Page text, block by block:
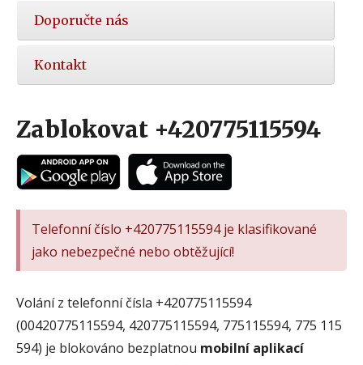
Doporučte nás
Kontakt
Zablokovat +420775115594
Telefonní číslo +420775115594 je klasifikované
jako nebezpečné nebo obtěžující!
Volání z telefonní čísla +420775115594
(00420775115594, 420775115594, 775115594, 775 115
594) je blokováno bezplatnou mobilní aplikací